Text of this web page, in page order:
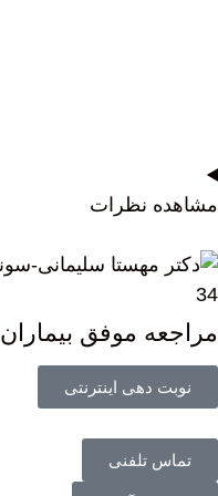
مشاهده نظرات
34
مراجعه موفق بیماران
نوبت دهی اینترنتی
تماس تلفنی